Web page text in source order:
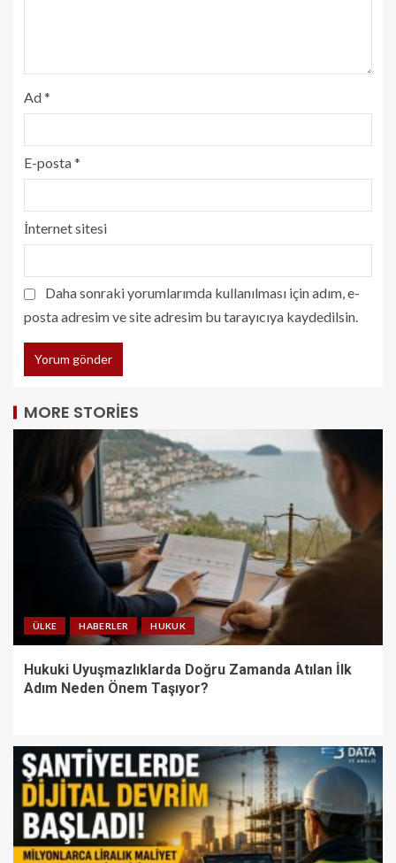
Ad*
E-posta*
İnternet sitesi
Daha sonraki yorumlarımda kullanılması için adım, e-
posta adresim ve site adresim bu tarayıcıya kaydedilsin.
MORE STORIES
ÜLKE HABERLER HUKUK
Hukuki Uyuşmazlıklarda Doğru Zamanda Atılan İlk
Adım Neden Önem Taşıyor?